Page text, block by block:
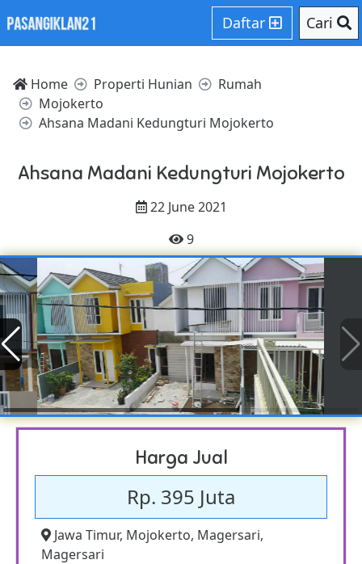
Daftar Cari
Home Properti Hunian
Rumah
Mojokerto
Ahsana Madani Kedungturi Mojokerto
Ahsana Madani Kedungturi Mojokerto
22 June 2021
9
Harga Jual
Rp. 395 Juta
Jawa Timur, Mojokerto, Magersari,
Magersari